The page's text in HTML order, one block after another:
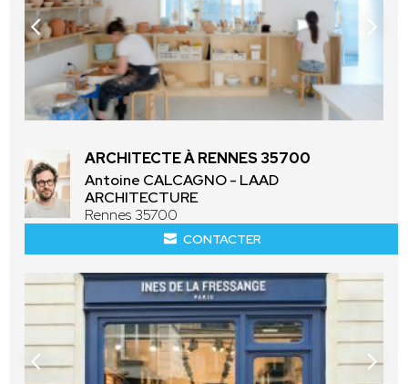
ARCHITECTE À RENNES 35700
Antoine CALCAGNO - LAAD
ARCHITECTURE
Rennes 35700
CONTACTER